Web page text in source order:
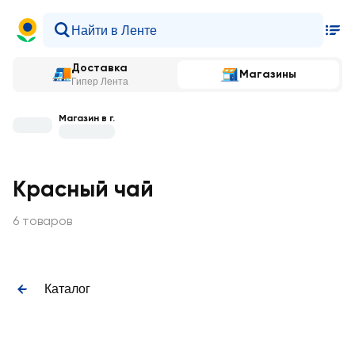
Доставка
Гипер Лента
Магазины
Магазин в г.
Красный чай
6 товаров
Каталог